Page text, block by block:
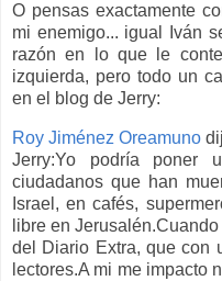
O pensas exactamente
mi enemigo... igual Iván
razón en lo que le
izquierda, pero todo un
en el blog de Jerry:
Roy Jiménez Oreamuno
Jerry:Yo podría
ciudadanos que han
Israel, en cafés,
libre en
del Diario Extra, que con
lectores.A mi me impacto